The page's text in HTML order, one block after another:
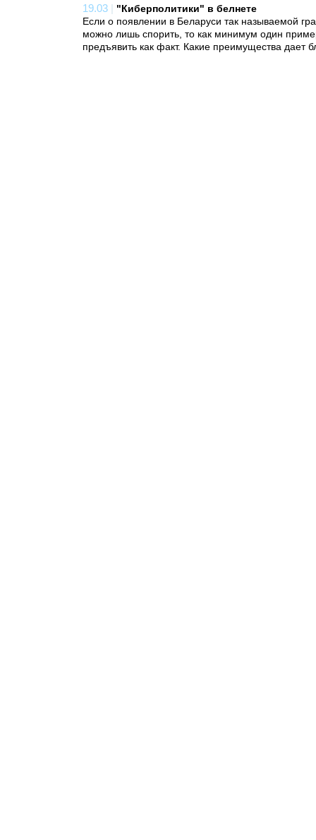
19.03 | "Киберполитики" в белнете
Если о появлении в Беларуси так называемой
можно лишь спорить, то как минимум один
предъявить как факт. Какие преимущества дает